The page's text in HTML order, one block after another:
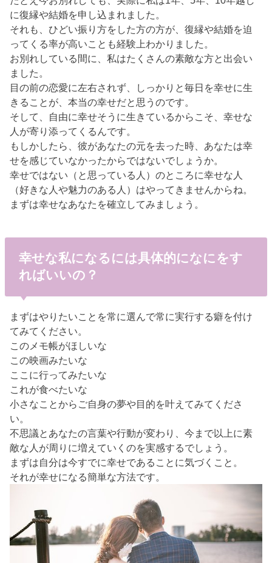
に復縁や結婚を申し込まれました。
それも、ひどい振り方をした方の方が、復縁や結婚を迫
ってくる率が高いことも経験上わかりました。
お別れしている間に、私はたくさんの素敵な方と出会い
ました。
目の前の恋愛に左右されず、しっかりと毎日を幸せに生
きることが、本当の幸せだと思うのです。
そして、自由に幸せそうに生きているからこそ、幸せな
人が寄り添ってくるんです。
もしかしたら、彼があなたの元を去った時、あなたは幸
せを感じていなかったからではないでしょうか。
幸せではない（と思っている人）のところに幸せな人
（好きな人や魅力のある人）はやってきませんからね。
まずは幸せなあなたを確立してみましょう。
幸せな私になるには具体的になにをす
ればいいの？
まずはやりたいことを常に選んで常に実行する癖を付け
てみてください。
このメモ帳がほしいな
この映画みたいな
ここに行ってみたいな
これが食べたいな
小さなことからご自身の夢や目的を叶えてみてくださ
い。
不思議とあなたの言葉や行動が変わり、今まで以上に素
敵な人が周りに増えていくのを実感するでしょう。
まずは自分は今すでに幸せであることに気づくこと。
それが幸せになる簡単な方法です。